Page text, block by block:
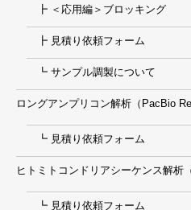
┣ ＜応用編＞ブロッキング
┣ 見積り依頼フォーム
┗ サンプル調製について
ロングアンプリコン解析（PacBio
┗ 見積り依頼フォーム
ヒトミトコンドリアシーケンス解析
┗ 見積り依頼フォーム